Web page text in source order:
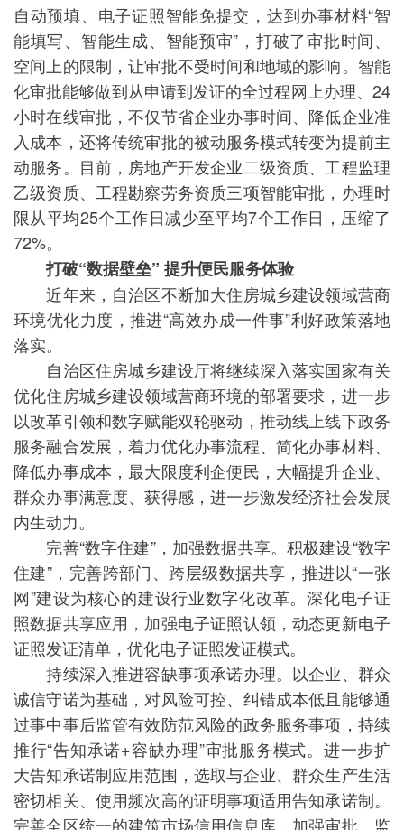
自动预填、电子证照智能免提交，达到办事材料“智
能填写、智能生成、智能预审”，打破了审批时间、
空间上的限制，让审批不受时间和地域的影响。智能
化审批能够做到从申请到发证的全过程网上办理、24
小时在线审批，不仅节省企业办事时间、降低企业准
入成本，还将传统审批的被动服务模式转变为提前主
动服务。目前，房地产开发企业二级资质、工程监理
乙级资质、工程勘察劳务资质三项智能审批，办理时
限从平均25个工作日减少至平均7个工作日，压缩了
72%。
打破“数据壁垒” 提升便民服务体验
近年来，自治区不断加大住房城乡建设领域营商
环境优化力度，推进“高效办成一件事”利好政策落地
落实。
自治区住房城乡建设厅将继续深入落实国家有关
优化住房城乡建设领域营商环境的部署要求，进一步
以改革引领和数字赋能双轮驱动，推动线上线下政务
服务融合发展，着力优化办事流程、简化办事材料、
降低办事成本，最大限度利企便民，大幅提升企业、
群众办事满意度、获得感，进一步激发经济社会发展
内生动力。
完善“数字住建”，加强数据共享。积极建设“数字
住建”，完善跨部门、跨层级数据共享，推进以“一张
网”建设为核心的建设行业数字化改革。深化电子证
照数据共享应用，加强电子证照认领，动态更新电子
证照发证清单，优化电子证照发证模式。
持续深入推进容缺事项承诺办理。以企业、群众
诚信守诺为基础，对风险可控、纠错成本低且能够通
过事中事后监管有效防范风险的政务服务事项，持续
推行“告知承诺+容缺办理”审批服务模式。进一步扩
大告知承诺制应用范围，选取与企业、群众生产生活
密切相关、使用频次高的证明事项适用告知承诺制。
完善全区统一的建筑市场信用信息库，加强审批、监